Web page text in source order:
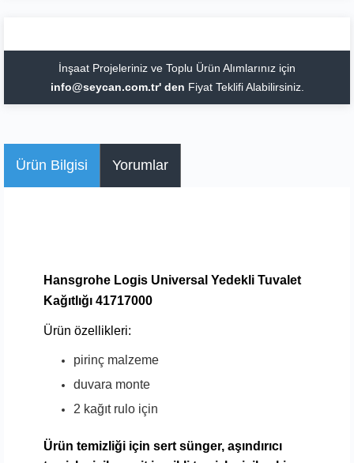
İnşaat Projeleriniz ve Toplu Ürün Alımlarınız için
info@seycan.com.tr' den Fiyat Teklifi Alabilirsiniz.
Ürün Bilgisi Yorumlar
Hansgrohe Logis Universal Yedekli Tuvalet
Kağıtlığı 41717000
Ürün özellikleri:
pirinç malzeme
duvara monte
2 kağıt rulo için
Ürün temizliği için sert sünger, aşındırıcı